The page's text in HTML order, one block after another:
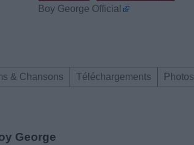
Boy George Official
& Chansons Téléchargements Photos
George